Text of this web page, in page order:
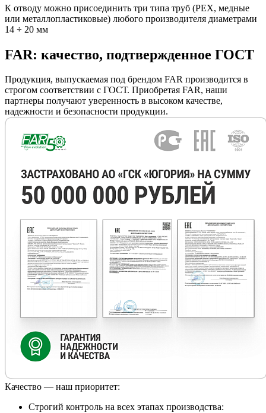
К отводу можно присоединить три типа труб (РЕХ, медные
или металлопластиковые) любого производителя диаметрами
14 ÷ 20 мм
FAR: качество, подтвержденное ГОСТ
Продукция, выпускаемая под брендом FAR производится в
строгом соответствии с ГОСТ. Приобретая FAR, наши
партнеры получают уверенность в высоком качестве,
надежности и безопасности продукции.
Качество — наш приоритет:
Строгий контроль на всех этапах производства: